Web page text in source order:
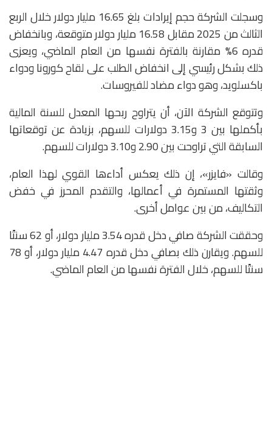
وسجلت الشركة حجم إيرادات بلغ 16.65 مليار دولار خلال الربع
الثالث من 2025 مقابل 16.58 مليار دولار متوقعة، وبانخفاض
قدره 6% مقارنة بالفترة نفسها من العام الماضي، ويعزى
ذلك بشكل رئيسي إلى انخفاض الطلب على لقاح كورونا ودواء
باكسلويد، وهو دواء مضاد للفيروسات.
وتتوقع الشركة الآن، أن يتراوح ربحها المعدل للسنة المالية
بأكملها بين 3 و3.15 دولارات للسهم، بزيادة عن توقعاتها
السابقة التي تراوحت بين 2.90 و3.10 دولارات للسهم.
وقالت «فايزر»، إن ذلك يعكس أداءها القوي لهذا العام،
وثقتها المستمرة في أعمالها، والتقدم المحرز في خفض
التكاليف، من بين عوامل أخرى.
وحققت الشركة صافي دخل قدره 3.54 مليار دولار، أو 62 سنتًا
للسهم. ويقارن ذلك بصافي دخل قدره 4.47 مليار دولار، أو 78
سنتًا للسهم، خلال الفترة نفسها من العام الماضي.